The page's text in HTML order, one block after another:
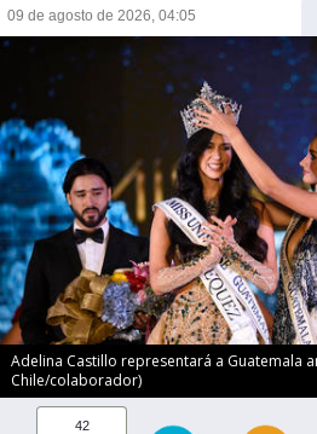
09 de agosto de 2026, 04:05
Adelina Castillo representará a Guatemala
Chile/colaborador)
42